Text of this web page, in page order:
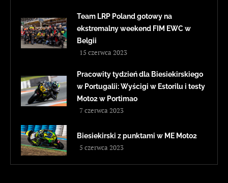
Team LRP Poland gotowy na
ekstremalny weekend FIM EWC w
Belgii
15 czerwca 2023
Pracowity tydzień dla Biesiekirskiego
w Portugalii: Wyścigi w Estorilu i testy
Moto2 w Portimao
7 czerwca 2023
Biesiekirski z punktami w ME Moto2
5 czerwca 2023